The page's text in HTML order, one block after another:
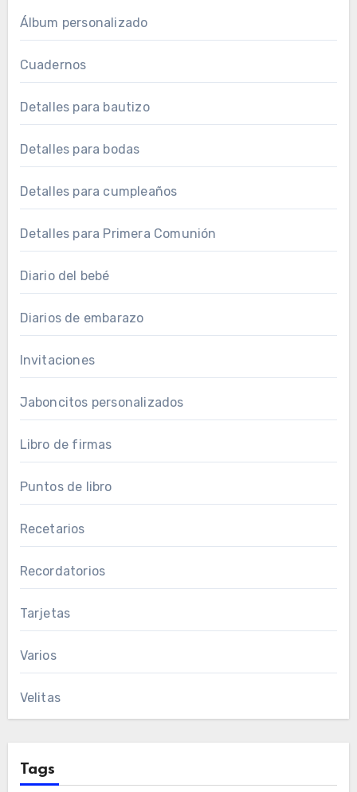
Álbum personalizado
Cuadernos
Detalles para bautizo
Detalles para bodas
Detalles para cumpleaños
Detalles para Primera Comunión
Diario del bebé
Diarios de embarazo
Invitaciones
Jaboncitos personalizados
Libro de firmas
Puntos de libro
Recetarios
Recordatorios
Tarjetas
Varios
Velitas
Tags